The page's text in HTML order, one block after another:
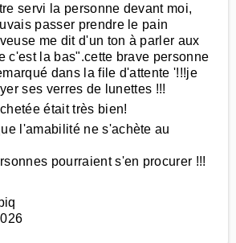
servi la personne devant moi,
passer prendre le pain
me dit d'un ton à parler aux
c'est la bas".cette brave personne
dans la file d'attente '!!!je
ses verres de lunettes !!!
était très bien!
l'amabilité ne s'achète au
pourraient s'en procurer !!!